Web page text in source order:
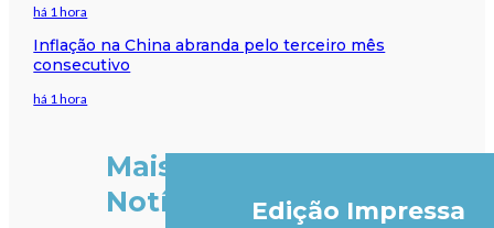
há 1 hora
Inflação na China abranda pelo terceiro mês
consecutivo
há 1 hora
Mais
Notícias
Edição Impressa